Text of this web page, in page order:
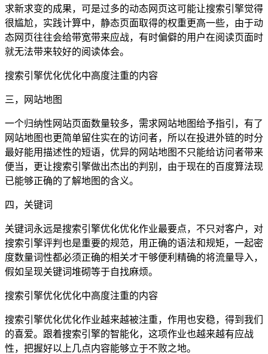
求新求变的成果，可是过多的动态网页这可能让搜索引擎觉得
很尴尬，实践计算中，静态页面取得的权重更高一些，由于动
态网页往往会给带宽带来应战，有时偏僻的用户在阅读页面时
就无法带来较好的阅读体会。
搜索引擎优化优化中高度注重的内容
三，网站地图
一个归纳性网站页面数量较多，需求网站地图给予指引，有了
网站地图也更简单留住实在的访问者，所以在投进外链的时分
最好能用描述性的短语，优异的网站地图不只能给访问者带来
便当，更让搜索引擎做出杰出的判别，由于现在的百度算法现
已能够正确的了解地图的含义。
四，关键词
关键词永远是搜索引擎优化优化作业最要点，不只对客户，对
搜索引擎评判也是重要的规范，用正确的语法和规矩，一起密
度数量词性都必须正确的相关才干够便利精确的将流量导入，
假如呈现关键词堆砌等于自找麻烦。
搜索引擎优化优化中高度注重的内容
搜索引擎优化优化作业越来越被注重，作用也安稳，得到我们
的喜爱。跟着搜索引擎的智能化，这项作业也越来越有应战
性，把握好以上几点内容能够立于不败之地。